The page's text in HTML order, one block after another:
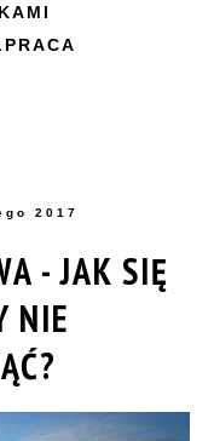
2017
- JAK SIĘ
NIE